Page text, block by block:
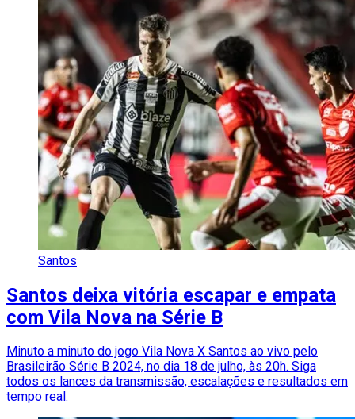
Santos
Santos deixa vitória escapar e empata
com Vila Nova na Série B
Minuto a minuto do jogo Vila Nova X Santos ao vivo pelo
Brasileirão Série B 2024, no dia 18 de julho, às 20h. Siga
todos os lances da transmissão, escalações e resultados em
tempo real.